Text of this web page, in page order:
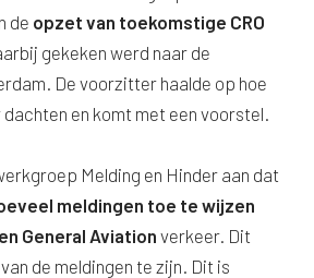
de opzet van toekomstige CRO
gekeken werd naar de
De voorzitter haalde op hoe
dachten en komt met een voorstel.
Melding en Hinder aan dat
meldingen toe te wijzen
General Aviation verkeer. Dit
de meldingen te zijn. Dit is